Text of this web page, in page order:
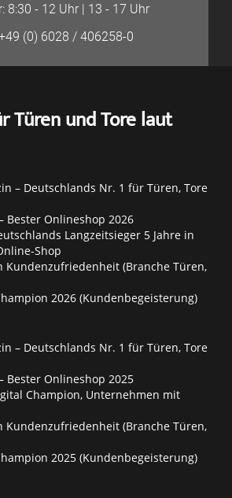
8:30 - 12 Uhr | 13 - 17 Uhr
(0) 6028 / 406258-0
Türen und Tore laut
– Deutschlands Nr. 1 für Türen, Tore
Bester Onlineshop 2026
Langzeitsieger 5 Jahre in
Shop
Kundenzufriedenheit (Branche Türen,
2026 (Kundenbegeisterung)
– Deutschlands Nr. 1 für Türen, Tore
Bester Onlineshop 2025
Champion, Unternehmen mit
Kundenzufriedenheit (Branche Türen,
2025 (Kundenbegeisterung)